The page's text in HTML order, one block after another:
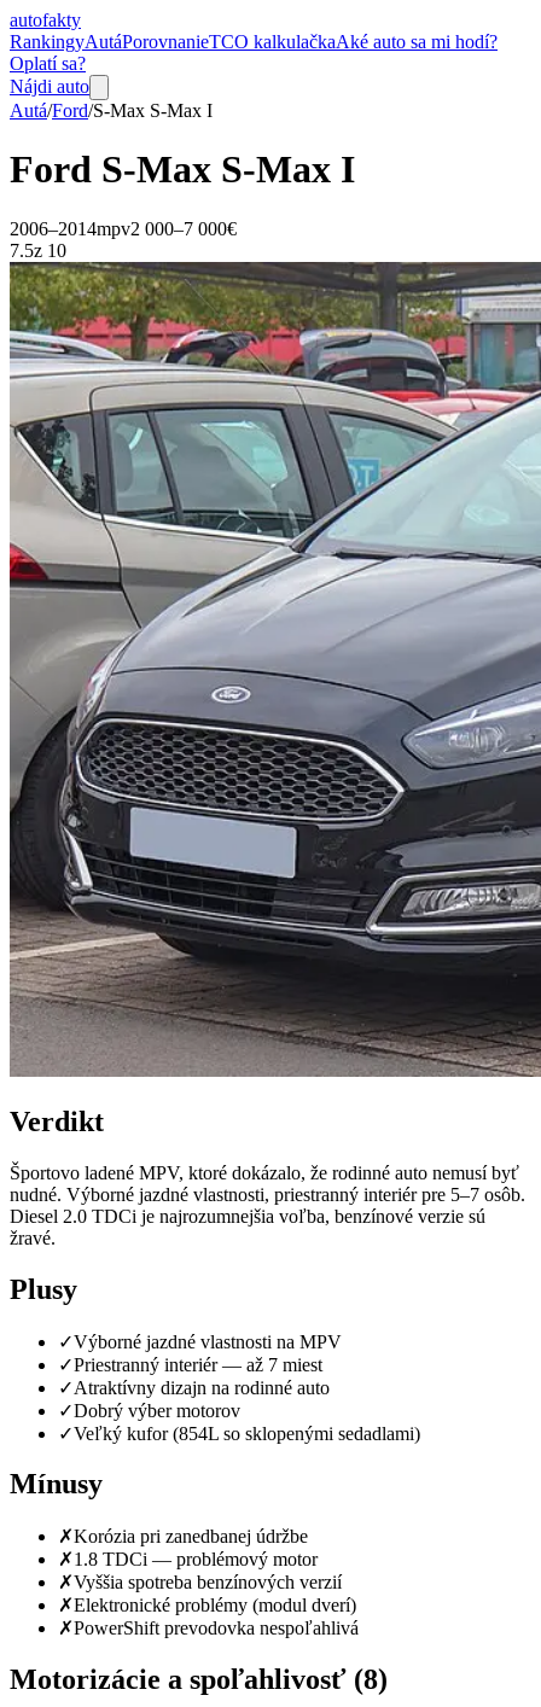
autofakty
RankingyAutáPorovnanieTCO kalkulačkaAké auto sa mi hodí?
Oplatí sa?
Nájdi auto
Autá/Ford/S-Max S-Max I
Ford S-Max S-Max I
2006–2014mpv2 000–7 000€
7.5z 10
Verdikt
Športovo ladené MPV, ktoré dokázalo, že rodinné auto nemusí byť
nudné. Výborné jazdné vlastnosti, priestranný interiér pre 5–7 osôb.
Diesel 2.0 TDCi je najrozumnejšia voľba, benzínové verzie sú
žravé.
Plusy
✓Výborné jazdné vlastnosti na MPV
✓Priestranný interiér — až 7 miest
✓Atraktívny dizajn na rodinné auto
✓Dobrý výber motorov
✓Veľký kufor (854L so sklopenými sedadlami)
Mínusy
✗Korózia pri zanedbanej údržbe
✗1.8 TDCi — problémový motor
✗Vyššia spotreba benzínových verzií
✗Elektronické problémy (modul dverí)
✗PowerShift prevodovka nespoľahlivá
Motorizácie a spoľahlivosť (8)